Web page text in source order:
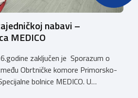
nabavi –
MEDICO
zaključen je Sporazum o
Obrtničke komore Primorsko-
bolnice MEDICO. U